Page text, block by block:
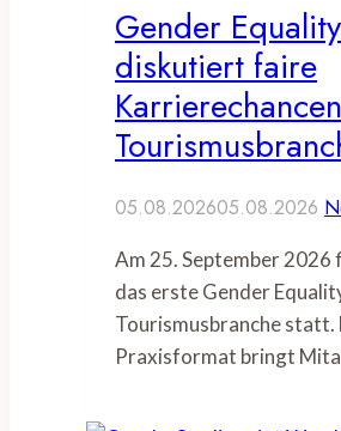
Gender
diskutiert faire
05.08.202605.08.2026
Am 25. September 2026
das erste Gender
Tourismusbranche statt.
Praxisformat bringt